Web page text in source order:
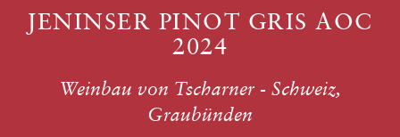
JENINSER PINOT GRIS AOC
2024
Weinbau von Tscharner - Schweiz,
Graubünden